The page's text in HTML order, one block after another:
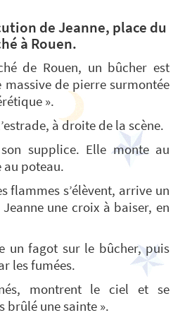
de Jeanne, place du
à Rouen.
de Rouen, un bûcher est
massive de pierre surmontée
».
à droite de la scène.
supplice. Elle monte au
au poteau.
flammes s’élèvent, arrive un
une croix à baiser, en
un fagot sur le bûcher, puis
les fumées.
montrent le ciel et se
brûlé une sainte ».